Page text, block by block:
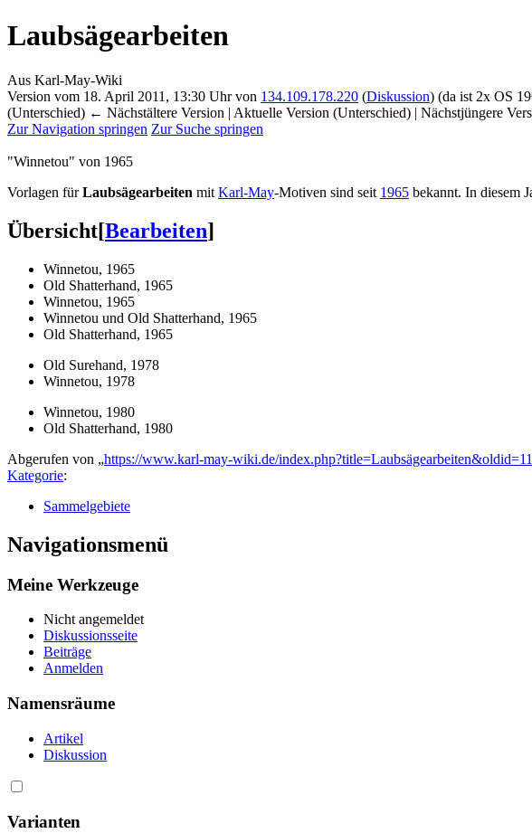
Laubsägearbeiten
Aus Karl-May-Wiki
Version vom 18. April 2011, 13:30 Uhr von 134.109.178.220 (Diskussion) (da ist 2x OS
(Unterschied) ← Nächstältere Version | Aktuelle Version (Unterschied) | Nächstjüngere
Zur Navigation springen Zur Suche springen
"Winnetou" von 1965
Vorlagen fürLaubsägearbeiten mit Karl-May-Motiven sind seit 1965 bekannt. In diesem
Übersicht[Bearbeiten]
Winnetou, 1965
Old Shatterhand, 1965
Winnetou, 1965
Winnetou und Old Shatterhand, 1965
Old Shatterhand, 1965
Old Surehand, 1978
Winnetou, 1978
Winnetou, 1980
Old Shatterhand, 1980
Abgerufen von „https://www.karl-may-wiki.de/
Kategorie:
Sammelgebiete
Navigationsmenü
Meine Werkzeuge
Nicht angemeldet
Diskussionsseite
Beiträge
Anmelden
Namensräume
Artikel
Diskussion
Varianten